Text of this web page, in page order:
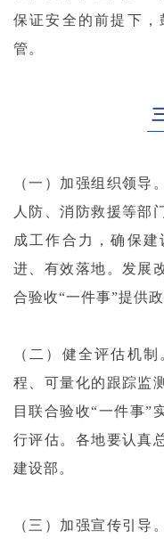
保证安全的前提下
管。
（一）加强组织领导
人防、消防救援等部
成工作合力，确保
进、有效落地。发展
合验收“一件事”提供
（二）健全评估机
程、可量化的跟踪监
目联合验收“一件事”
行评估。各地要认真
建设部。
（三）加强宣传引导